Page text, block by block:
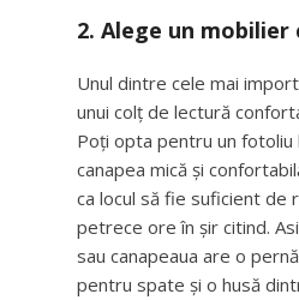
2. Alege un
Unul dintre cele mai
unui colț de lectură
Poți opta pentru un fotoliu
canapea mică și
ca locul să fie suficient de
petrece ore în șir citind.
sau canapeaua are o
pentru spate și o husă